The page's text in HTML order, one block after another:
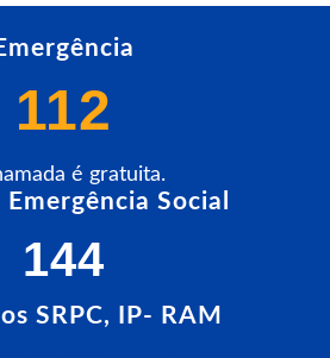
112
é gratuita.
Emergência Social
144
SRPC, IP- RAM